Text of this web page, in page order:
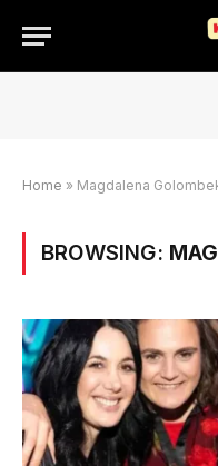
Home » Magdalena
BROWSING: